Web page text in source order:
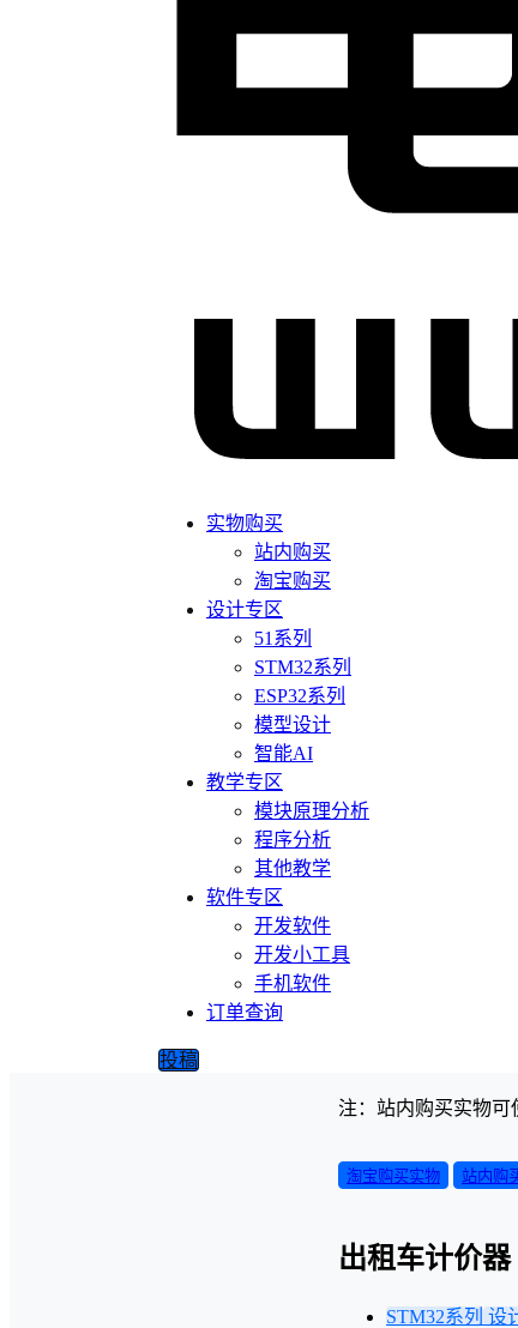
实物购买
站内购买
淘宝购买
设计专区
51系列
STM32系列
ESP32系列
模型设计
智能AI
教学专区
模块原理分析
程序分析
其他教学
软件专区
开发软件
开发小工具
手机软件
订单查询
投稿
注：站内购买实物可
淘宝购买实物 站内购
出租车计价器
STM32系列 设